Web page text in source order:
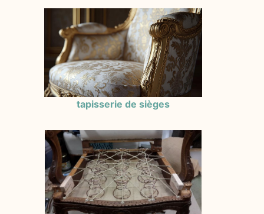
tapisserie de sièges